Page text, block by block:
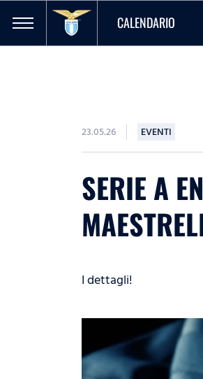
CALENDARIO
23.05.26 EVENTI
SERIE A
I dettagli!